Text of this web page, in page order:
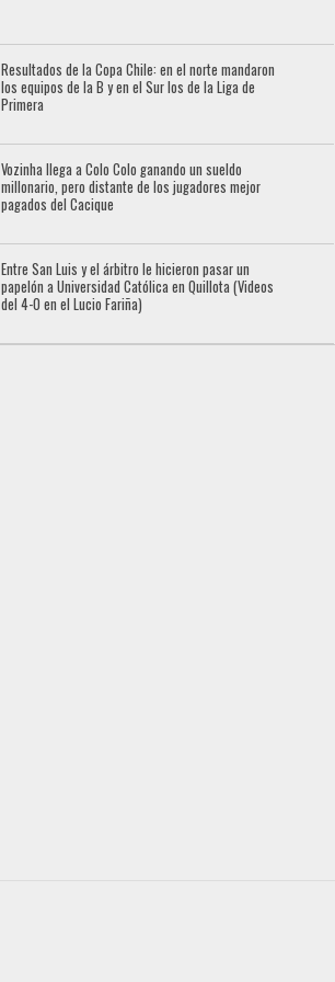
Resultados de la Copa Chile: en el norte mandaron
los equipos de la B y en el Sur los de la Liga de
Primera
Vozinha llega a Colo Colo ganando un sueldo
millonario, pero distante de los jugadores mejor
pagados del Cacique
Entre San Luis y el árbitro le hicieron pasar un
papelón a Universidad Católica en Quillota (Videos
del 4-0 en el Lucio Fariña)